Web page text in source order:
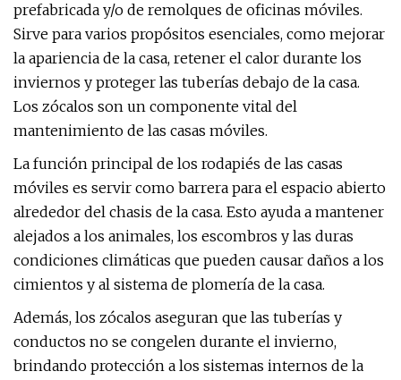
prefabricada y/o de remolques de oficinas móviles.
Sirve para varios propósitos esenciales, como mejorar
la apariencia de la casa, retener el calor durante los
inviernos y proteger las tuberías debajo de la casa.
Los zócalos son un componente vital del
mantenimiento de las casas móviles.
La función principal de los rodapiés de las casas
móviles es servir como barrera para el espacio abierto
alrededor del chasis de la casa. Esto ayuda a mantener
alejados a los animales, los escombros y las duras
condiciones climáticas que pueden causar daños a los
cimientos y al sistema de plomería de la casa.
Además, los zócalos aseguran que las tuberías y
conductos no se congelen durante el invierno,
brindando protección a los sistemas internos de la